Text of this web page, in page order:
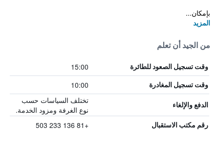
بإمكان...
المزيد
من الجيد أن تعلم
وقت تسجيل الصعود للطائرة 15:00
وقت تسجيل المغادرة 10:00
الدفع والإلغاء
تختلف السياسات حسب
نوع الغرفة ومزود الخدمة.
رقم مكتب الاستقبال +81 136 233 503